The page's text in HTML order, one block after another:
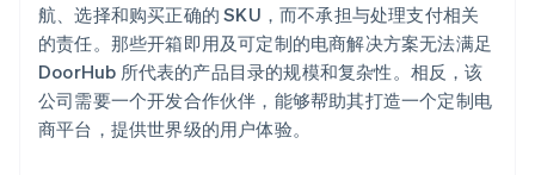
航、选择和购买正确的 SKU，而不承担与处理支付相关
的责任。那些开箱即用及可定制的电商解决方案无法满足
DoorHub 所代表的产品目录的规模和复杂性。相反，该
公司需要一个开发合作伙伴，能够帮助其打造一个定制电
商平台，提供世界级的用户体验。